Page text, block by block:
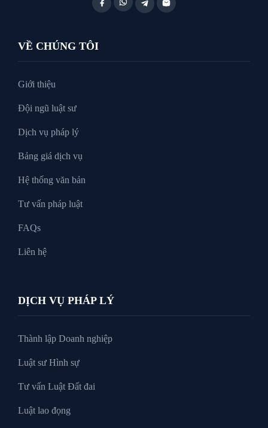
Xin tại ngoại
VỀ CHÚNG TÔI
Giới thiệu
Đội ngũ luật sư
Dịch vụ pháp lý
Bảng giá dịch vụ
Hệ thống văn bản
Tư vấn pháp luật
FAQs
Liên hệ
DỊCH VỤ PHÁP LÝ
Thành lập Doanh nghiệp
Luật sư Hình sự
Tư vấn Luật Đất đai
Luật lao đọng